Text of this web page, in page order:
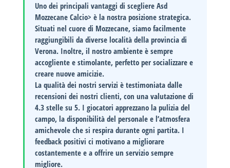
Uno dei principali vantaggi di scegliereAsd
Mozzecane Calcio> è la nostra posizione strategica.
Situati nel cuore di Mozzecane, siamo facilmente
raggiungibili da diverse località della provincia di
Verona. Inoltre, il nostro ambiente è sempre
accogliente e stimolante, perfetto per socializzare e
creare nuove amicizie.
La qualità dei nostri servizi è testimoniata dalle
recensioni dei nostri clienti, con una valutazione di
4.3 stelle su 5. I giocatori apprezzano la pulizia del
campo, la disponibilità del personale e l’atmosfera
amichevole che si respira durante ogni partita. I
feedback positivi ci motivano a migliorare
costantemente e a offrire un servizio sempre
migliore.